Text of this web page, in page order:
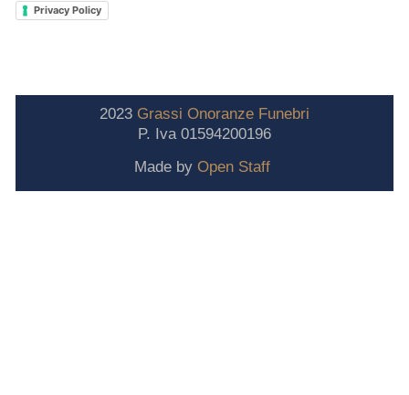
Privacy Policy
2023 Grassi Onoranze Funebri
P. Iva 01594200196
Made by Open Staff